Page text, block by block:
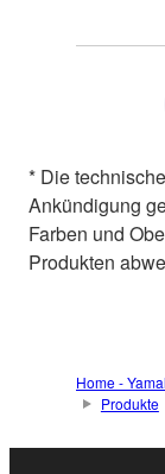
* Die
Ankündigung
Farben und
Produkten
Home -
Produkte